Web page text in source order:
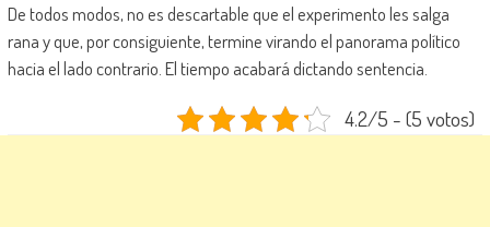
De todos modos, no es descartable que el experimento les salga
rana y que, por consiguiente, termine virando el panorama político
hacia el lado contrario. El tiempo acabará dictando sentencia.
4.2/5 - (5 votos)